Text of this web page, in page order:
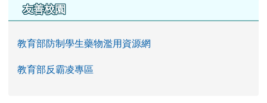
友善校園
教育部防制學生藥物濫用資源網
教育部反霸凌專區